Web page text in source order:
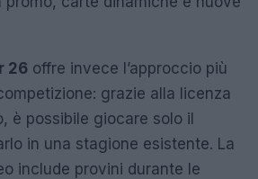
26 offre invece l’approccio più
grazie alla licenza
è possibile giocare solo il
in una stagione esistente. La
include provini durante le